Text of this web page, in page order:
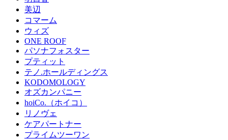
美辺
コマーム
ウィズ
ONE ROOF
パソナフォスター
プティット
テノ.ホールディングス
KODOMOLOGY
オズカンパニー
hoiCo.（ホイコ）
リノヴェ
ケアパートナー
プライムツーワン